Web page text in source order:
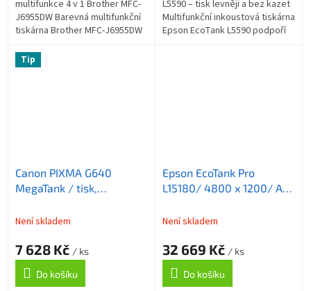
multifunkce 4 v 1 Brother MFC-
J6955DW Barevná multifunkční
tiskárna Brother MFC-J6955DW
podnikání. Díky výkonnému
tisku...
L5590 – tisk levněji a bez kazet
Multifunkční inkoustová tiskárna
Epson EcoTank L5590 podpoří
Tip
Canon PIXMA G640
MegaTank / tisk,
A4/ 4800x1200dpi/
WiFi
Není skladem
7 628 Kč / ks
Do košíku
Epson EcoTank Pro
L15180/ 4800 x 1200/ A3/
4 barvy/ LAN/ Wi-Fi/ USB
Není skladem
32 669 Kč / ks
Do košíku